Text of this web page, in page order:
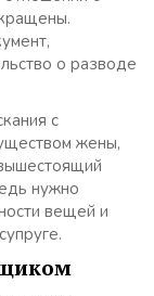
о разводе
с
жены,
нужно
вещей и